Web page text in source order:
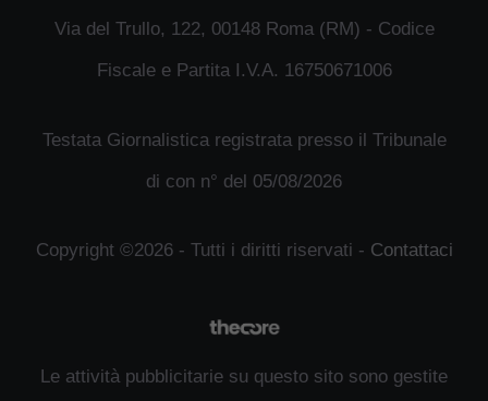
Via del Trullo, 122, 00148 Roma (RM) - Codice
Fiscale e Partita I.V.A. 16750671006
Testata Giornalistica registrata presso il Tribunale
di con n° del 05/08/2026
Copyright ©2026 - Tutti i diritti riservati - Contattaci
Le attività pubblicitarie su questo sito sono gestite